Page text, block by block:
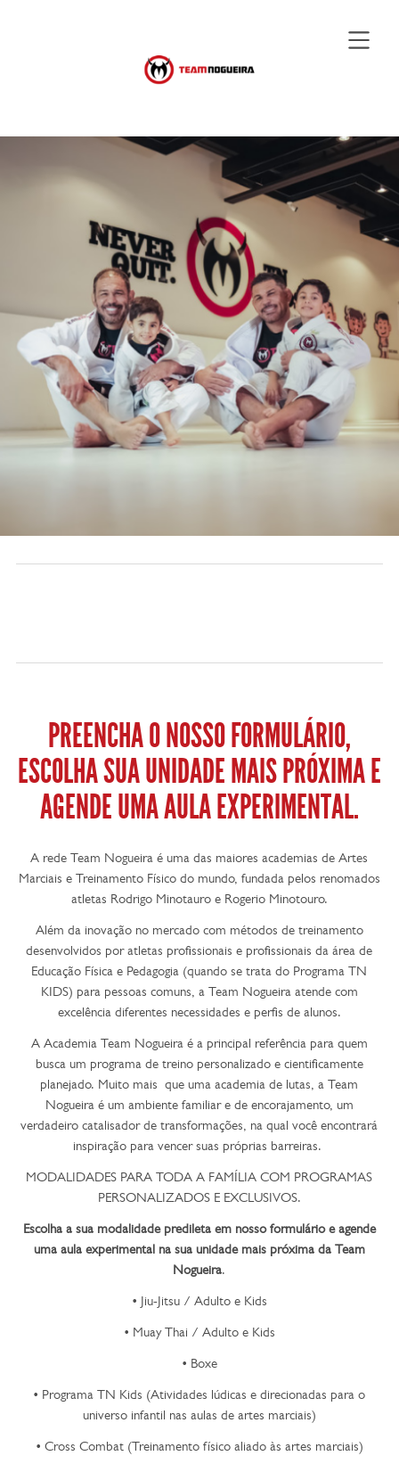
PREENCHA O NOSSO FORMULÁRIO,
ESCOLHA SUA UNIDADE MAIS PRÓXIMA E
AGENDE UMA AULA EXPERIMENTAL.
A rede Team Nogueira é uma das maiores academias de Artes
Marciais e Treinamento Físico do mundo, fundada pelos renomados
atletas Rodrigo Minotauro e Rogerio Minotouro.
Além da inovação no mercado com métodos de treinamento
desenvolvidos por atletas profissionais e profissionais da área de
Educação Física e Pedagogia (quando se trata do Programa TN
KIDS) para pessoas comuns, a Team Nogueira atende com
excelência diferentes necessidades e perfis de alunos.
A Academia Team Nogueira é a principal referência para quem
busca um programa de treino personalizado e cientificamente
planejado. Muito mais que uma academia de lutas, a Team
Nogueira é um ambiente familiar e de encorajamento, um
verdadeiro catalisador de transformações, na qual você encontrará
inspiração para vencer suas próprias barreiras.
MODALIDADES PARA TODA A FAMÍLIA COM PROGRAMAS
PERSONALIZADOS E EXCLUSIVOS.
Escolha a sua modalidade predileta em nosso formulário e agende
uma aula experimental na sua unidade mais próxima da Team
Nogueira.
• Jiu-Jitsu / Adulto e Kids
• Muay Thai / Adulto e Kids
• Boxe
• Programa TN Kids (Atividades lúdicas e direcionadas para o
universo infantil nas aulas de artes marciais)
• Cross Combat (Treinamento físico aliado às artes marciais)